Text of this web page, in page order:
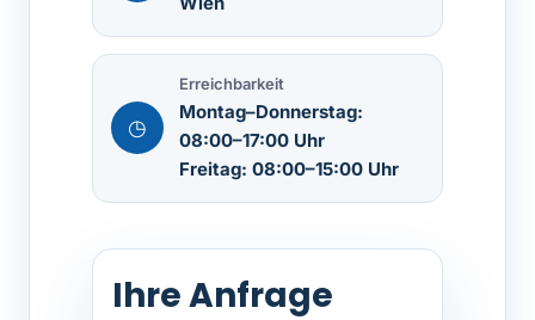
◷
Erreichbarkeit
Montag–Donnerstag:
08:00–17:00 Uhr
Freitag: 08:00–15:00 Uhr
Ihre Anfrage